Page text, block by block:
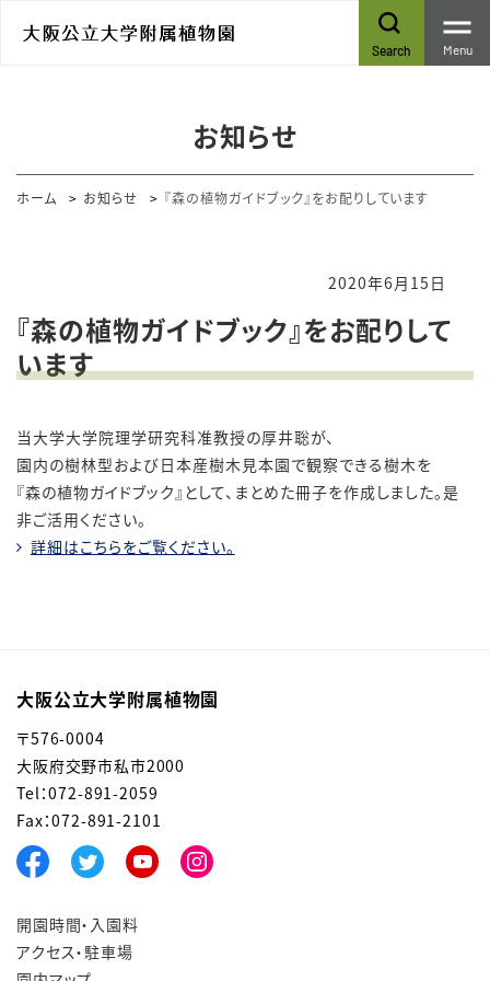
Search Menu
お知らせ
ホーム お知らせ 『森の植物ガイドブック』をお配りしています
2020年6月15日
『森の植物ガイドブック』をお配りして
います
当大学大学院理学研究科准教授の厚井聡が、
園内の樹林型および日本産樹木見本園で観察できる樹木を
『森の植物ガイドブック』 として、まとめた冊子を作成しました。是
非ご活用ください。
詳細はこちらをご覧ください。
大阪公立大学附属植物園
〒576-0004
大阪府交野市私市2000
Tel：072-891-2059
Fax：072-891-2101
開園時間・入園料
アクセス・駐車場